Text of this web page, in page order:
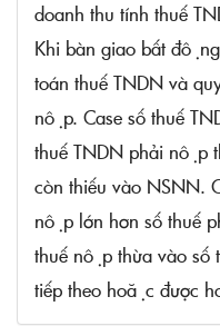
doanh thu tính thuế
Khi bàn giao bất
toán thuế TNDN và
nộp. Case số thuế
thuế TNDN phải nộp
còn thiếu vào NSNN.
nộp lớn hơn số thuế
thuế nộp thừa vào số
tiếp theo hoặc được